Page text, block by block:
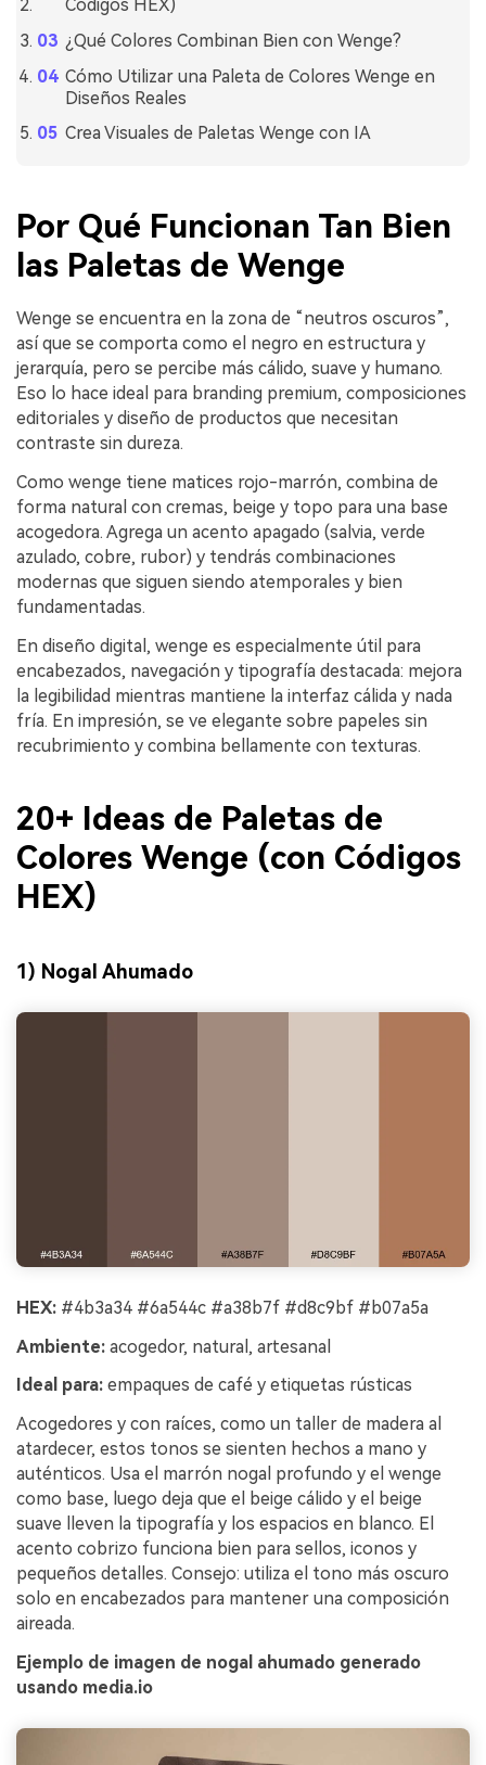
Códigos HEX)
¿Qué Colores Combinan Bien con Wenge?
Cómo Utilizar una Paleta de Colores Wenge en
Diseños Reales
Crea Visuales de Paletas Wenge con IA
Por Qué Funcionan Tan Bien
las Paletas de Wenge
Wenge se encuentra en la zona de “neutros oscuros”,
así que se comporta como el negro en estructura y
jerarquía, pero se percibe más cálido, suave y humano.
Eso lo hace ideal para branding premium, composiciones
editoriales y diseño de productos que necesitan
contraste sin dureza.
Como wenge tiene matices rojo-marrón, combina de
forma natural con cremas, beige y topo para una base
acogedora. Agrega un acento apagado (salvia, verde
azulado, cobre, rubor) y tendrás combinaciones
modernas que siguen siendo atemporales y bien
fundamentadas.
En diseño digital, wenge es especialmente útil para
encabezados, navegación y tipografía destacada: mejora
la legibilidad mientras mantiene la interfaz cálida y nada
fría. En impresión, se ve elegante sobre papeles sin
recubrimiento y combina bellamente con texturas.
20+ Ideas de Paletas de
Colores Wenge (con Códigos
HEX)
1) Nogal Ahumado
HEX: #4b3a34 #6a544c #a38b7f #d8c9bf #b07a5a
Ambiente: acogedor, natural, artesanal
Ideal para: empaques de café y etiquetas rústicas
Acogedores y con raíces, como un taller de madera al
atardecer, estos tonos se sienten hechos a mano y
auténticos. Usa el marrón nogal profundo y el wenge
como base, luego deja que el beige cálido y el beige
suave lleven la tipografía y los espacios en blanco. El
acento cobrizo funciona bien para sellos, iconos y
pequeños detalles. Consejo: utiliza el tono más oscuro
solo en encabezados para mantener una composición
aireada.
Ejemplo de imagen de nogal ahumado generado
usando media.io